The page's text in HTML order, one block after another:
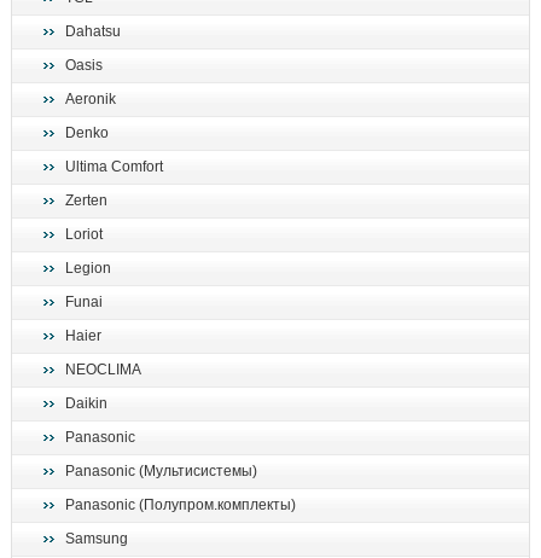
Dahatsu
Oasis
Aeronik
Denko
Ultima Comfort
Zerten
Loriot
Legion
Funai
Haier
NEOCLIMA
Daikin
Panasonic
Panasonic (Мультисистемы)
Panasonic (Полупром.комплекты)
Samsung